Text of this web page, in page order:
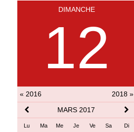
DIMANCHE
12
« 2016
2018 »
MARS 2017
Lu Ma Me Je Ve Sa Di